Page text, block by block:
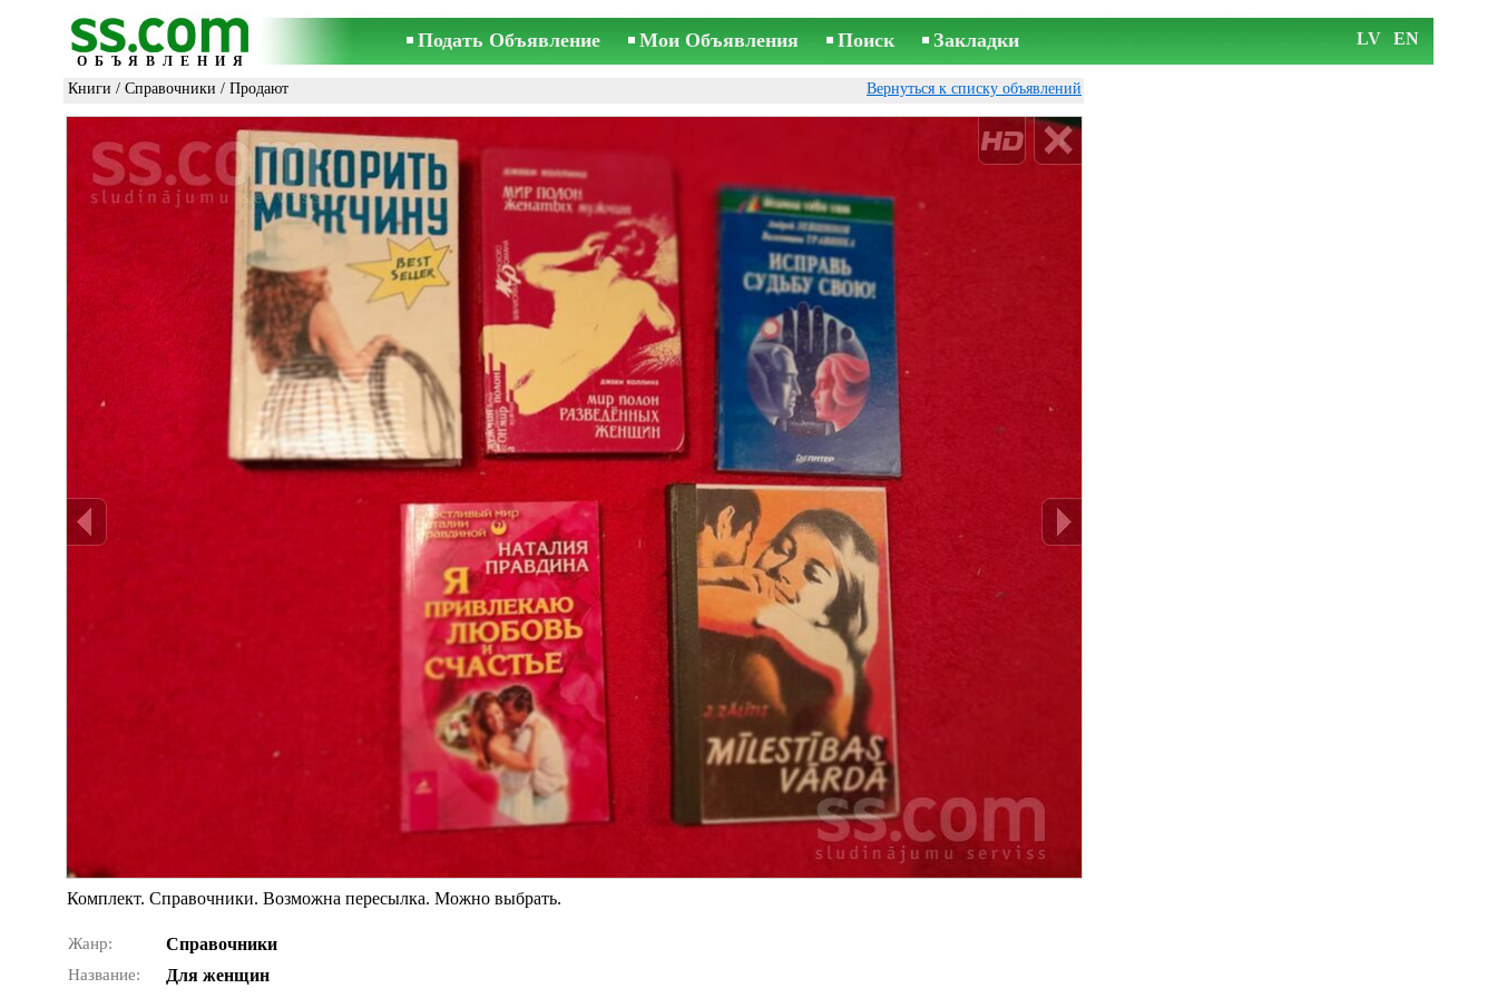
ОБЪЯВЛЕНИЯ
Подать Объявление Мои Объявления Поиск Закладки LV EN
Книги / Справочники / Продают Вернуться к списку объявлений
Комплект. Справочники. Возможна пересылка. Можно выбрать.
Жанр: Справочники
Название: Для женщин